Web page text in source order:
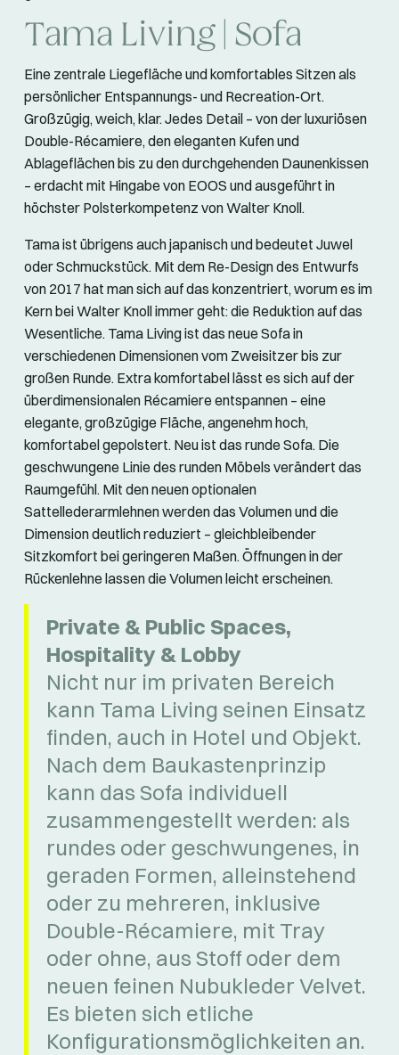
Tama Living | Sofa
Eine zentrale Liegefläche und komfortables Sitzen als
persönlicher Entspannungs- und Recreation-Ort.
Großzügig, weich, klar. Jedes Detail – von der luxuriösen
Double-Récamiere, den eleganten Kufen und
Ablageflächen bis zu den durchgehenden Daunenkissen
– erdacht mit Hingabe von EOOS und ausgeführt in
höchster Polsterkompetenz von Walter Knoll.
Tama ist übrigens auch japanisch und bedeutet Juwel
oder Schmuckstück. Mit dem Re-Design des Entwurfs
von 2017 hat man sich auf das konzentriert, worum es im
Kern bei Walter Knoll immer geht: die Reduktion auf das
Wesentliche. Tama Living ist das neue Sofa in
verschiedenen Dimensionen vom Zweisitzer bis zur
großen Runde. Extra komfortabel lässt es sich auf der
überdimensionalen Récamiere entspannen – eine
elegante, großzügige Fläche, angenehm hoch,
komfortabel gepolstert. Neu ist das runde Sofa. Die
geschwungene Linie des runden Möbels verändert das
Raumgefühl. Mit den neuen optionalen
Sattellederarmlehnen werden das Volumen und die
Dimension deutlich reduziert – gleichbleibender
Sitzkomfort bei geringeren Maßen. Öffnungen in der
Rückenlehne lassen die Volumen leicht erscheinen.
Private & Public Spaces,
Hospitality & Lobby
Nicht nur im privaten Bereich
kann Tama Living seinen Einsatz
finden, auch in Hotel und Objekt.
Nach dem Baukastenprinzip
kann das Sofa individuell
zusammengestellt werden: als
rundes oder geschwungenes, in
geraden Formen, alleinstehend
oder zu mehreren, inklusive
Double-Récamiere, mit Tray
oder ohne, aus Stoff oder dem
neuen feinen Nubukleder Velvet.
Es bieten sich etliche
Konfigurationsmöglichkeiten an.